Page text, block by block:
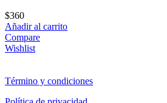
$360
Añadir al carrito
Compare
Wishlist
Término y condiciones